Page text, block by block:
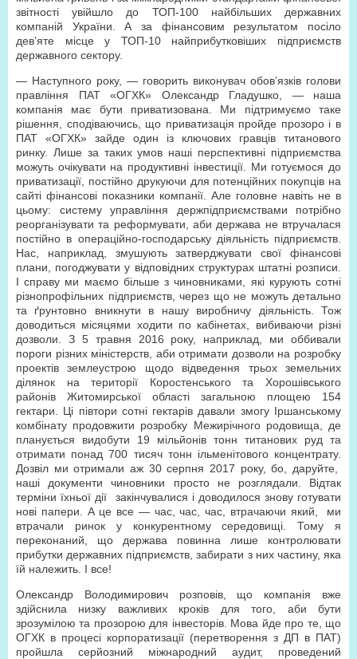
звітності увійшло до ТОП-100 найбільших державних
компаній України. А за фінансовим результатом посіло
дев’яте місце у ТОП-10 найприбутковіших підприємств
державного сектору.
— Наступного року, — говорить виконувач обов’язків голови
правління ПАТ «ОГХК» Олександр Гладушко, — наша
компанія має бути приватизована. Ми підтримуємо таке
рішення, сподіваючись, що приватизація пройде прозоро і в
ПАТ «ОГХК» зайде один із ключових гравців титанового
ринку. Лише за таких умов наші перспективні підприємства
можуть очікувати на продуктивні інвестиції. Ми готуємося до
приватизації, постійно друкуючи для потенційних покупців на
сайті фінансові показники компанії. Але головне навіть не в
цьому: систему управління держпідприємствами потрібно
реорганізувати та реформувати, аби держава не втручалася
постійно в операційно-господарську діяльність підприємств.
Нас, наприклад, змушують затверджувати свої фінансові
плани, погоджувати у відповідних структурах штатні розписи.
І справу ми маємо більше з чиновниками, які курують сотні
різнопрофільних підприємств, через що не можуть детально
та ґрунтовно вникнути в нашу виробничу діяльність. Тож
доводиться місяцями ходити по кабінетах, вибиваючи різні
дозволи. З 5 травня 2016 року, наприклад, ми оббивали
пороги різних міністерств, аби отримати дозволи на розробку
проектів землеустрою щодо відведення трьох земельних
ділянок на території Коростенського та Хорошівського
районів Житомирської області загальною площею 154
гектари. Ці півтори сотні гектарів давали змогу Іршанському
комбінату продовжити розробку Межирічного родовища, де
планується видобути 19 мільйонів тонн титанових руд та
отримати понад 700 тисяч тонн ільменітового концентрату.
Дозвіл ми отримали аж 30 серпня 2017 року, бо, даруйте,
наші документи чиновники просто не розглядали. Відтак
терміни їхньої дії закінчувалися і доводилося знову готувати
нові папери. А це все — час, час, час, втрачаючи який, ми
втрачали ринок у конкурентному середовищі. Тому я
переконаний, що держава повинна лише контролювати
прибутки державних підприємств, забирати з них частину, яка
їй належить. І все!
Олександр Володимирович розповів, що компанія вже
здійснила низку важливих кроків для того, аби бути
зрозумілою та прозорою для інвесторів. Мова йде про те, що
ОГХК в процесі корпоратизації (перетворення з ДП в ПАТ)
пройшла серйозний міжнародний аудит, проведений